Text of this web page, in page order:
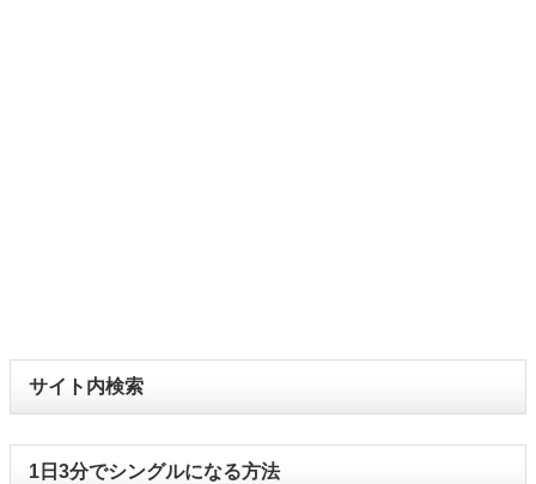
サイト内検索
1日3分でシングルになる方法